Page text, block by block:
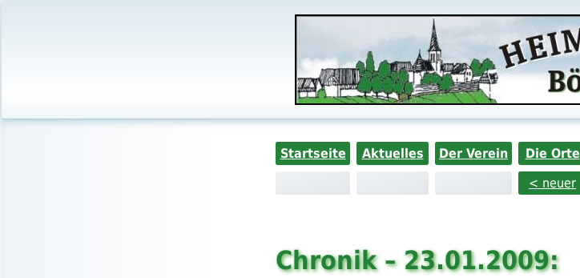
Startseite Aktuelles Der Verein Die Orte
< neuer
Chronik – 23.01.2009: